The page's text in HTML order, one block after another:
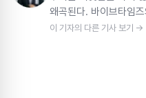
왜곡된다. 바이브타임
이 기자의 다른 기사 보기 →